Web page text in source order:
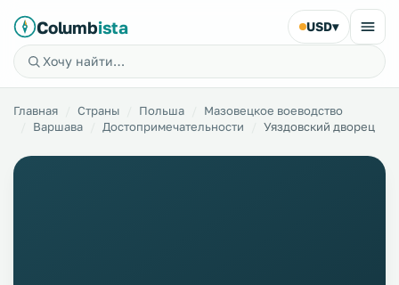
Columbista USD▾
Главная Страны Польша
Мазовецкое воеводство
Варшава
Достопримечательности Уяздовский дворец